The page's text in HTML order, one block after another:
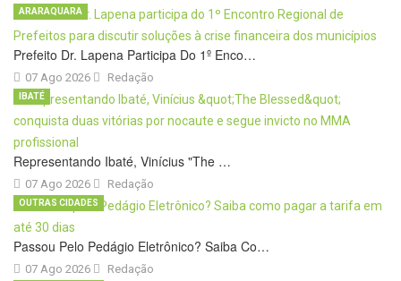
Prefeito Dr. Lapena Participa Do 1º Enco…
07 Ago 2026
ARARAQUARA
Redação
Representando Ibaté, Vinícius "The …
07 Ago 2026
IBATÉ
Redação
Passou Pelo Pedágio Eletrônico? Saiba Co…
07 Ago 2026
OUTRAS CIDADES
Redação